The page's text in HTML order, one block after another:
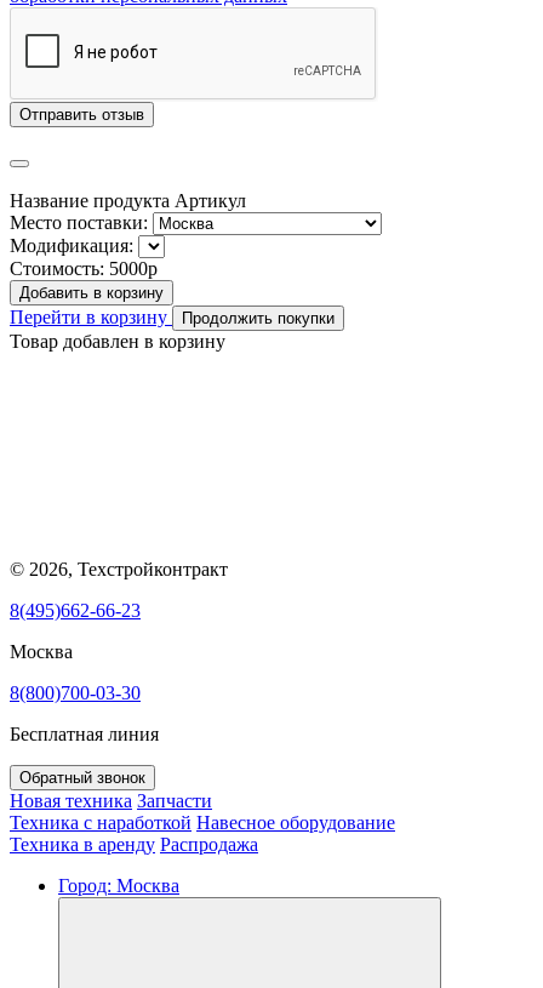
Отправить отзыв
Название продукта Артикул
Место поставки:
Модификация:
Стоимость: 5000р
Добавить в корзину
Перейти в корзину Продолжить покупки
Товар добавлен в корзину
© 2026, Техстройконтракт
8(495)662-66-23
Москва
8(800)700-03-30
Бесплатная линия
Обратный звонок
Новая техника Запчасти
Техника с наработкой Навесное оборудование
Техника в аренду Распродажа
Город: Москва